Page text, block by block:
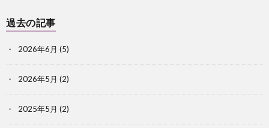
過去の記事
2026年6月 (5)
2026年5月 (2)
2025年5月 (2)